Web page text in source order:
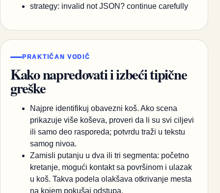
strategy: invalid not JSON? continue carefully
PRAKTIČAN VODIČ
Kako napredovati i izbeći tipične
greške
Najpre identifikuj obavezni koš. Ako scena
prikazuje više koševa, proveri da li su svi ciljevi
ili samo deo rasporeda; potvrdu traži u tekstu
samog nivoa.
Zamisli putanju u dva ili tri segmenta: početno
kretanje, mogući kontakt sa površinom i ulazak
u koš. Takva podela olakšava otkrivanje mesta
na kojem pokušaj odstupa.